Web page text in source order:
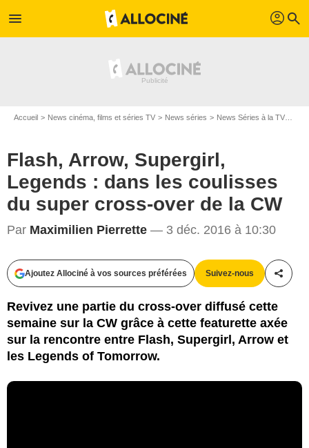
menu profil search
Accueil News cinéma, films et séries TV News séries News Séries à la TV
Flash, Arrow, Supergirl,
Legends : dans les coulisses
du super cross-over de la CW
Par Maximilien Pierrette — 3 déc. 2016 à 10:30
Ajoutez Allociné à vos sources préférées Suivez-nous
Revivez une partie du cross-over diffusé cette
semaine sur la CW grâce à cette featurette axée
sur la rencontre entre Flash, Supergirl, Arrow et
les Legends of Tomorrow.